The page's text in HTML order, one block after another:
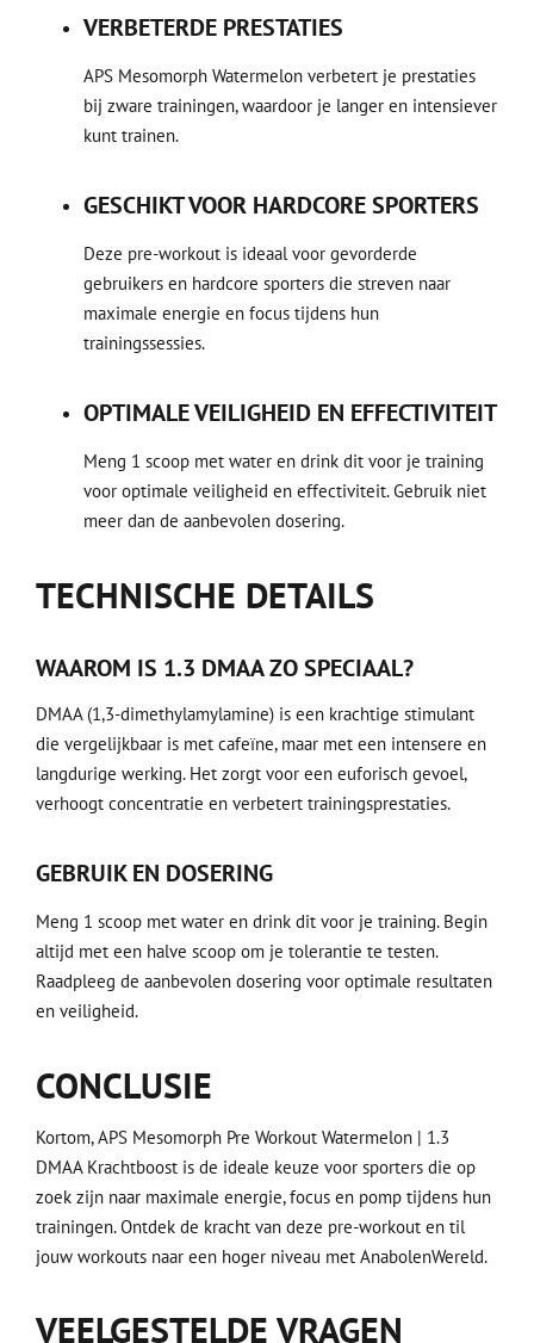
VERBETERDE PRESTATIES
APS Mesomorph Watermelon verbetert je prestaties
bij zware trainingen, waardoor je langer en intensiever
kunt trainen.
GESCHIKT VOOR HARDCORE SPORTERS
Deze pre-workout is ideaal voor gevorderde
gebruikers en hardcore sporters die streven naar
maximale energie en focus tijdens hun
trainingssessies.
OPTIMALE VEILIGHEID EN EFFECTIVITEIT
Meng 1 scoop met water en drink dit voor je training
voor optimale veiligheid en effectiviteit. Gebruik niet
meer dan de aanbevolen dosering.
TECHNISCHE DETAILS
WAAROM IS 1.3 DMAA ZO SPECIAAL?
DMAA (1,3-dimethylamylamine) is een krachtige stimulant
die vergelijkbaar is met cafeïne, maar met een intensere en
langdurige werking. Het zorgt voor een euforisch gevoel,
verhoogt concentratie en verbetert trainingsprestaties.
GEBRUIK EN DOSERING
Meng 1 scoop met water en drink dit voor je training. Begin
altijd met een halve scoop om je tolerantie te testen.
Raadpleeg de aanbevolen dosering voor optimale resultaten
en veiligheid.
CONCLUSIE
Kortom, APS Mesomorph Pre Workout Watermelon | 1.3
DMAA Krachtboost is de ideale keuze voor sporters die op
zoek zijn naar maximale energie, focus en pomp tijdens hun
trainingen. Ontdek de kracht van deze pre-workout en til
jouw workouts naar een hoger niveau met AnabolenWereld.
VEELGESTELDE VRAGEN